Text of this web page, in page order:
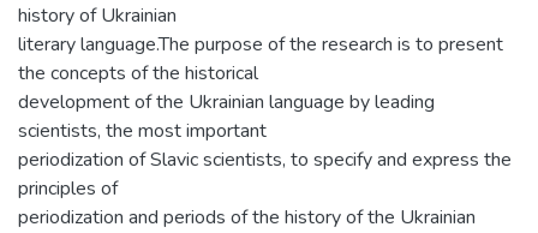
history of Ukrainian
literary language.The purpose of the research is to present
the concepts of the historical
development of the Ukrainian language by leading
scientists, the most important
periodization of Slavic scientists, to specify and express the
principles of
periodization and periods of the history of the Ukrainian